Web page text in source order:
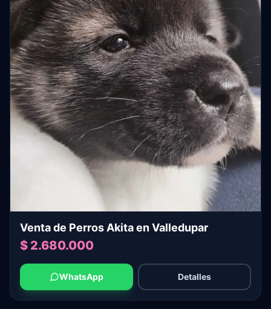
Venta de Perros Akita en Valledupar
$ 2.680.000
WhatsApp Detalles